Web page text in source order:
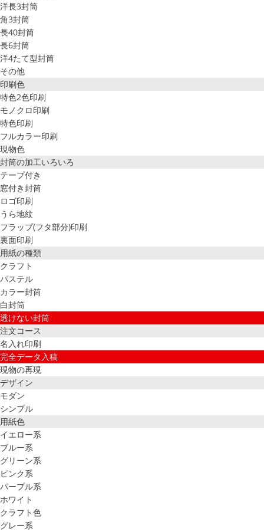
洋長3封筒
角3封筒
長40封筒
長6封筒
洋4たて型封筒
その他
印刷色
特色2色印刷
モノクロ印刷
特色印刷
フルカラー印刷
現物色
封筒の加工いろいろ
テープ付き
窓付き封筒
ロゴ印刷
うら地紋
フラップ(フタ部分)印刷
裏面印刷
用紙の種類
クラフト
パステル
カラー封筒
白封筒
透けない封筒
注文コース
名入れ印刷
完全データ入稿
現物の再現
デザイン
モダン
シンプル
用紙色
イエロー系
ブルー系
グリーン系
ピンク系
パープル系
ホワイト
クラフト色
グレー系